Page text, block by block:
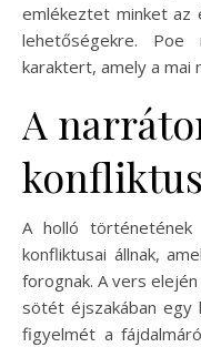
emlékeztet minket
lehetőségekre.
karaktert, amely a mai
A
A holló
konfliktusai állnak,
forognak. A vers
sötét éjszakában egy
figyelmét a